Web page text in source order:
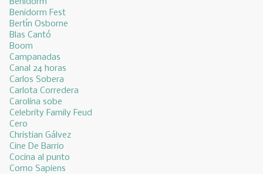
Benidorm Fest
Bertín Osborne
Blas Cantó
Boom
Campanadas
Canal 24 horas
Carlos Sobera
Carlota Corredera
Carolina sobe
Celebrity Family Feud
Cero
Christian Gálvez
Cine De Barrio
Cocina al punto
Como Sapiens